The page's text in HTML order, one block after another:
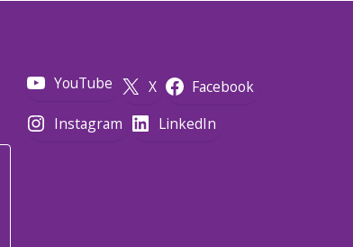
YouTube X
Facebook
Instagram
LinkedIn